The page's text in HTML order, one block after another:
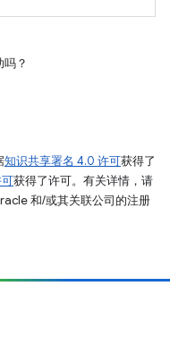
？
知识共享署名 4.0 许可获得了
获得了许可。有关详情，请
和/或其关联公司的注册